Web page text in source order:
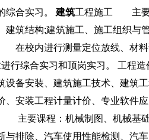
综合实习。 建筑工程施工 主要
筑结构;建筑施工、施工组织与
校内进行测量定位放线、材料
进行综合实习和顶岗实习。 工
备安装、建筑施工技术、建筑
装工程计量计价、专业软件应
主要课程：机械制图、机械基础
与排除、汽车使用性能检测、汽